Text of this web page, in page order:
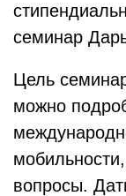
семинар
Цель
можно
вопросы.